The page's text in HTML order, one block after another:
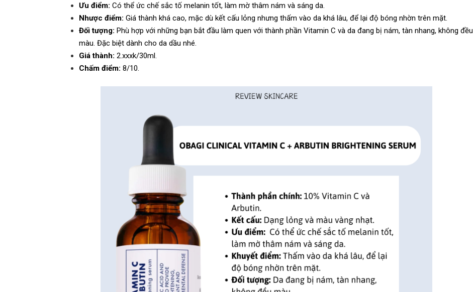
Ưu điểm: Có thể ức chế sắc tố melanin tốt, làm mờ thâm nám và sáng da.
Nhược điểm: Giá thành khá cao, mặc dù kết cấu lỏng nhưng thấm vào da khá lâu, để lại độ bóng nhờn trên mặt.
Đối tượng: Phù hợp với những bạn bắt đầu làm quen với thành phần Vitamin C và da đang bị nám, tàn nhang, không đều
màu. Đặc biệt dành cho da dầu nhé.
Giá thành: 2.xxxk/30ml.
Chấm điểm: 8/10.